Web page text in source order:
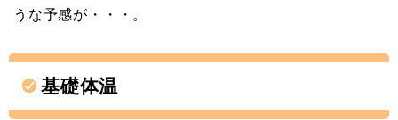
うな予感が・・・。
基礎体温